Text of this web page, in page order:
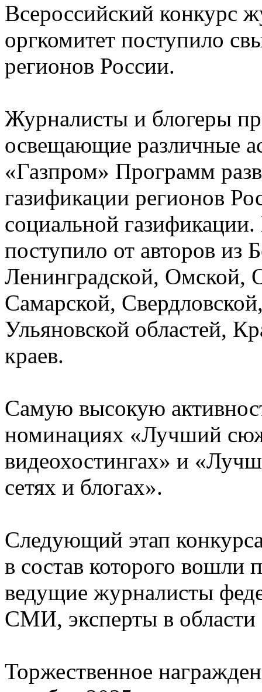
Всероссийский конкурс
оргкомитет поступило
регионов России.
Журналисты и блогеры
освещающие различные
«Газпром» Программ
газификации регионов
социальной
поступило от авторов из
Ленинградской, Омской,
Самарской,
Ульяновской областей,
краев.
Самую высокую
номинациях «Лучший
видеохостингах» и
сетях и блогах».
Следующий этап
в состав которого
ведущие журналисты
СМИ, эксперты в области
Торжественное